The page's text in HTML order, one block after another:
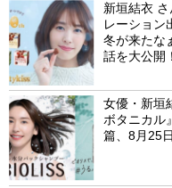
新垣結衣
レーション
冬が来たな
話を大公開！
女優・新垣
ボタニカル
篇、8月25